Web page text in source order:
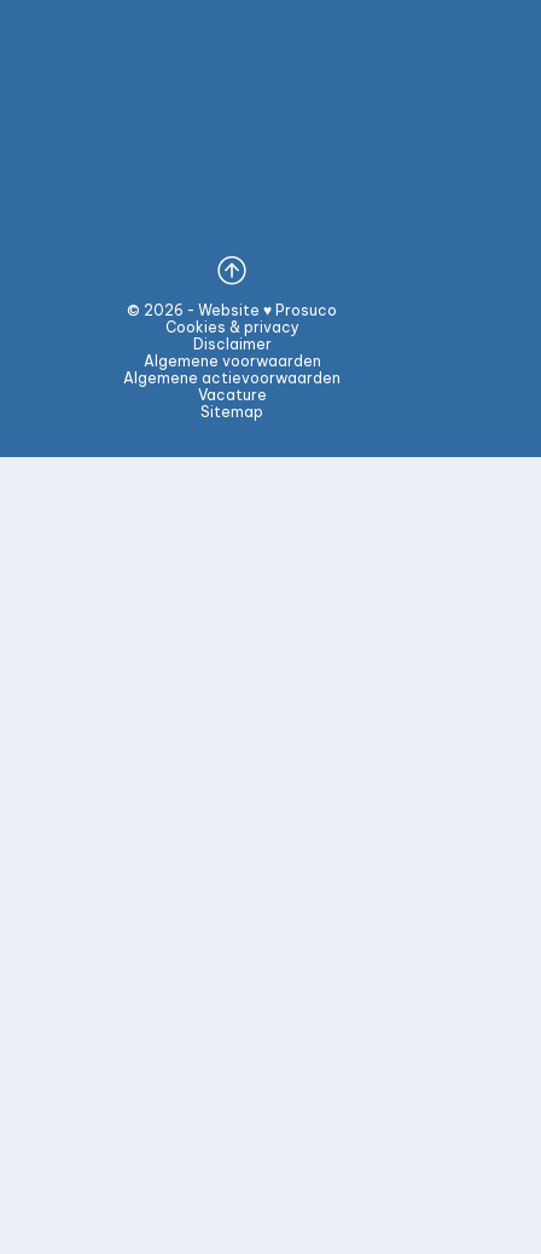
© 2026 - Website ♥ Prosuco
Cookies & privacy
Disclaimer
Algemene voorwaarden
Algemene actievoorwaarden
Vacature
Sitemap